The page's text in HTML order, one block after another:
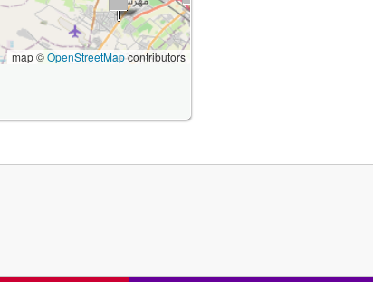
map ©OpenStreetMapcontributors